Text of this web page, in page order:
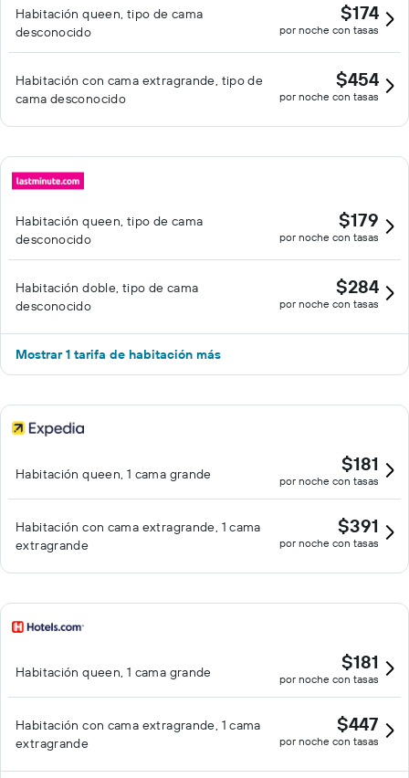
Habitación queen, tipo de cama
desconocido
$174
por noche con tasas
Habitación con cama extragrande, tipo de
cama desconocido
$454
por noche con tasas
Habitación queen, tipo de cama
desconocido
$179
por noche con tasas
Habitación doble, tipo de cama
desconocido
$284
por noche con tasas
Mostrar 1 tarifa de habitación más
Habitación queen, 1 cama grande $181
por noche con tasas
Habitación con cama extragrande, 1 cama
extragrande
$391
por noche con tasas
Habitación queen, 1 cama grande $181
por noche con tasas
Habitación con cama extragrande, 1 cama
extragrande
$447
por noche con tasas